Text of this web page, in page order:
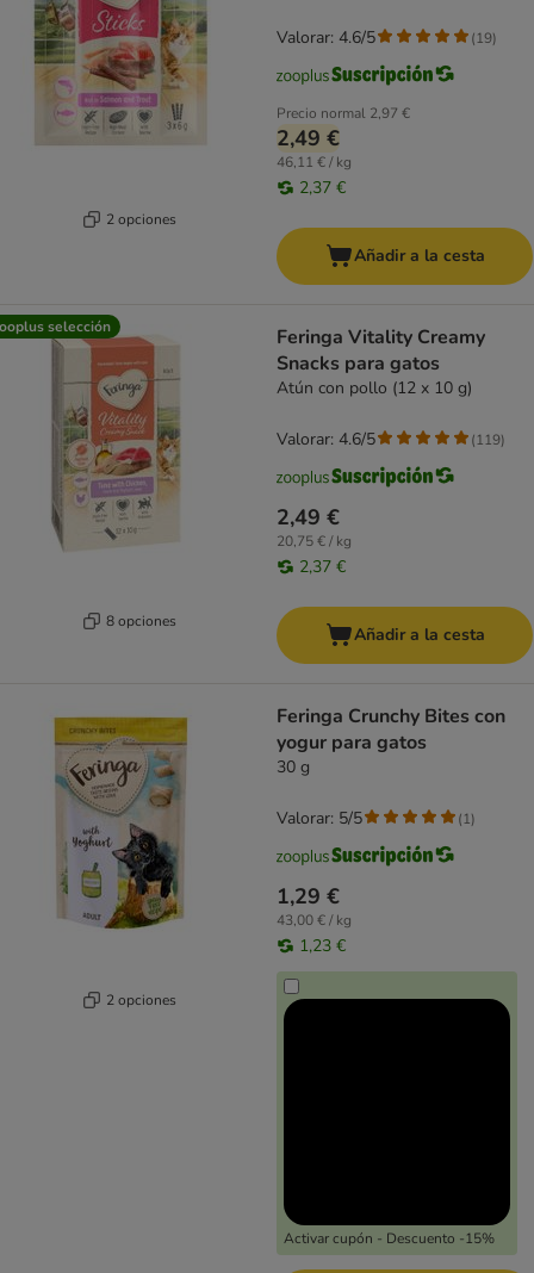
2 opciones
Precio normal 2,97 €
2,49 €
46,11 € / kg
2,37 €
Valorar: 4.6/5 (19)
Añadir a la cesta
selección
8 opciones
Feringa Vitality Creamy
Snacks para gatos
Atún con pollo (12 x 10 g)
2,49 €
20,75 € / kg
2,37 €
Valorar: 4.6/5 (119)
Añadir a la cesta
2 opciones
Feringa Crunchy Bites con
yogur para gatos
30 g
1,29 €
43,00 € / kg
1,23 €
Activar cupón - Descuento -15%
Valorar: 5/5 (1)